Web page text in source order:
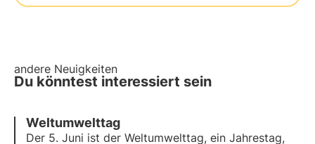
andere Neuigkeiten
Du könntest interessiert sein
Weltumwelttag
Der 5. Juni ist der Weltumwelttag, ein Jahrestag,